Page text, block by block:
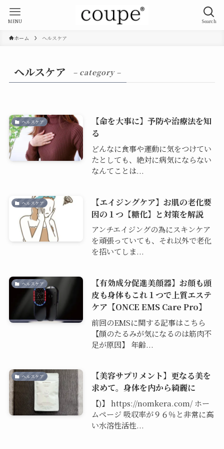
Search
MENU
ホーム ヘルスケア
ヘルスケア – category –
ヘルスケア
【命を大事に】予防や治療法を知
る
どんなに食事や運動に気をつけてい
たとしても、絶対に病気にならない
なんてことは...
ヘルスケア
【エイジングケア】お肌の老化要
因の１つ【糖化】と対策を解説
アンチエイジングの為にスキンケア
を頑張っていても、それ以外で老化
を招いてしま...
ヘルスケア
【有効成分促進美顔器】お顔も頭
皮も身体もこれ１つで上質エステ
ケア【ONCE EMS Care Pro】
前回のEMSに関する記事はこちら
【顔のたるみが気になるのは筋肉不
足が原因】 年齢...
ヘルスケア
【美容サプリメント】更なる美を
求めて。身体を内から綺麗に
【)】 https://nomkera.com/ ホー
ムページ 吸収率が９６％と非常に高
い水溶性活性...